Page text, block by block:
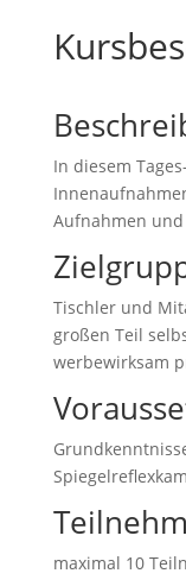
In diesem
Aufnahmen und
Tischler und
großen Teil
werbewirksam
maximal 10